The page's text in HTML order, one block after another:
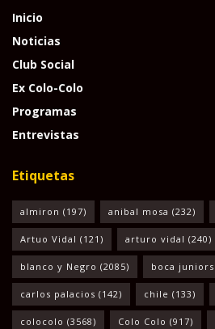
Inicio
Noticias
Club Social
Ex Colo-Colo
Programas
Entrevistas
Etiquetas
almiron (197) anibal mosa (232)
Artuo Vidal (121) arturo vidal (240)
blanco y Negro (2085) boca juniors
carlos palacios (142) chile (133)
colocolo (3568) Colo Colo (917)